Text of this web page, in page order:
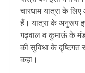
चारधाम यात्रा के
हैं। यात्रा के अनुरूप
गढ़वाल व कुमाऊं के
की सुविधा के दृष्टिगत
कहा।